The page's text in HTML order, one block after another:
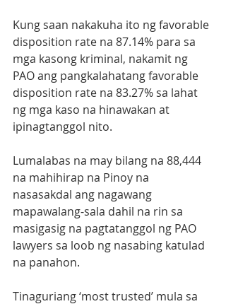
Kung saan nakakuha ito ng favorable
disposition rate na 87.14% para sa
mga kasong kriminal, nakamit ng
PAO ang pangkalahatang favorable
disposition rate na 83.27% sa lahat
ng mga kaso na hinawakan at
ipinagtanggol nito.
Lumalabas na may bilang na 88,444
na mahihirap na Pinoy na
nasasakdal ang nagawang
mapawalang-sala dahil na rin sa
masigasig na pagtatanggol ng PAO
lawyers sa loob ng nasabing katulad
na panahon.
Tinaguriang ‘most trusted’ mula sa